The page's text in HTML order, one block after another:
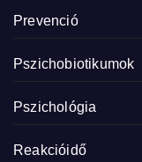
Prevenció
Pszichobiotikumok
Pszichológia
Reakcióidő